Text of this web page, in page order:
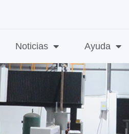
Noticias Ayuda